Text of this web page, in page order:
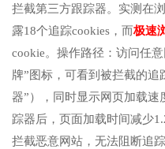
拦截第三方跟踪器。实测在
露18个追踪cookies，而极速
cookie。操作路径：访问任
牌”图标，可看到被拦截的
器”），同时显示网页加载速
踪器后，页面加载时间减少
拦截恶意网站，无法阻断追踪